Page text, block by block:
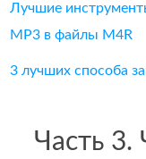
Лучшие
MP3 в файлы M4R
3 лучших способа
Часть 3.